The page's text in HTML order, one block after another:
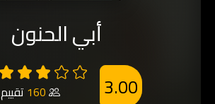
أبي الحنون
160 تقييم 3.00